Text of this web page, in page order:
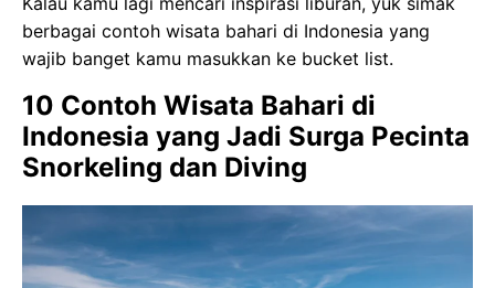
berbagai contoh wisata bahari di Indonesia yang
wajib banget kamu masukkan ke bucket list.
10 Contoh Wisata Bahari di
Indonesia yang Jadi Surga Pecinta
Snorkeling dan Diving